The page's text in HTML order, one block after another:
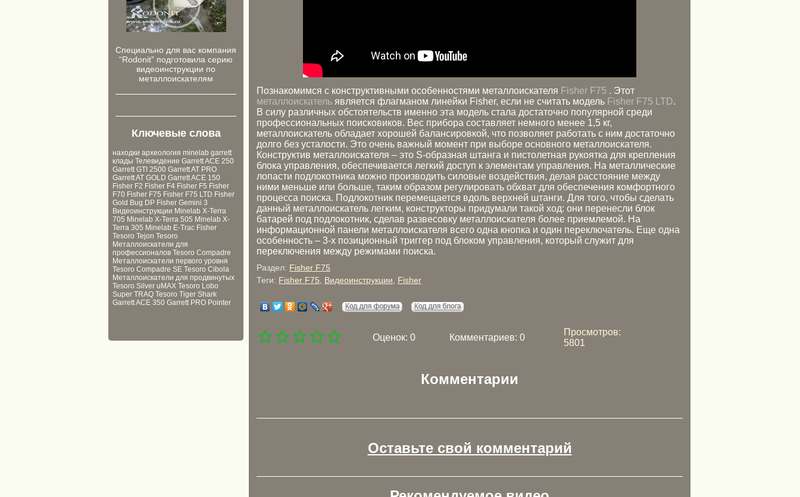
Cпециально для ваc компания
“Rodonit” подготовила серию
видеоинструкции по
металлоискателям
Ключевые слова
находки археология minelab garrett
клады Телевидение Garrett ACE 250
Garrett GTI 2500 Garrett AT PRO
Garrett AT GOLD Garrett ACE 150
Fisher F2 Fisher F4 Fisher F5 Fisher
F70 Fisher F75 Fisher F75 LTD Fisher
Gold Bug DP Fisher Gemini 3
Видеоинструкции Minelab X-Terra
705 Minelab X-Terra 505 Minelab X-
Terra 305 Minelab E-Trac Fisher
Tesoro Tejon Tesoro
Металлоискатели для
профессионалов Tesoro Compadre
Металлоискатели первого уровня
Tesoro Compadre SE Tesoro Cibola
Металлоискатели для продвинутых
Tesoro Silver uMAX Tesoro Lobo
Super TRAQ Tesoro Tiger Shark
Garrett ACE 350 Garrett PRO Pointer
Познакомимся с конструктивными особенностями металлоискателя Fisher F75 . Этот
металлоискатель является флагманом линейки Fisher, если не считать модель Fisher F75 LTD.
В силу различных обстоятельств именно эта модель стала достаточно популярной среди
профессиональных поисковиков. Вес прибора составляет немного менее 1,5 кг,
металлоискатель обладает хорошей балансировкой, что позволяет работать с ним достаточно
долго без усталости. Это очень важный момент при выборе основного металлоискателя.
Конструктив металлоискателя – это S-образная штанга и пистолетная рукоятка для крепления
блока управления, обеспечивается легкий доступ к элементам управления. На металлические
лопасти подлокотника можно производить силовые воздействия, делая расстояние между
ними меньше или больше, таким образом регулировать обхват для обеспечения комфортного
процесса поиска. Подлокотник перемещается вдоль верхней штанги. Для того, чтобы сделать
данный металлоискатель легким, конструкторы придумали такой ход: они перенесли блок
батарей под подлокотник, сделав развесовку металлоискателя более приемлемой. На
информационной панели металлоискателя всего одна кнопка и один переключатель. Еще одна
особенность – 3-х позиционный триггер под блоком управления, который служит для
переключения между режимами поиска.
Раздел: Fisher F75
Теги: Fisher F75 Видеоинструкции Fisher
Оценок: 0 Комментариев: 0
Просмотров:
5801
Комментарии
Оставьте свой комментарий